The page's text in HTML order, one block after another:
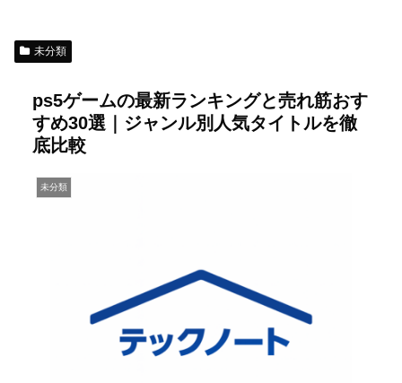
未分類
ps5ゲームの最新ランキングと売れ筋おす
すめ30選｜ジャンル別人気タイトルを徹
底比較
未分類